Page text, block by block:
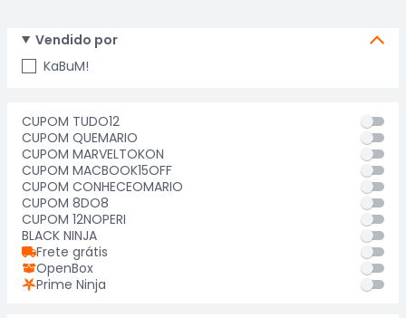
Vendido por
KaBuM!
CUPOM TUDO12
CUPOM QUEMARIO
CUPOM MARVELTOKON
CUPOM MACBOOK15OFF
CUPOM CONHECEOMARIO
CUPOM 8DO8
CUPOM 12NOPERI
BLACK NINJA
Frete grátis
OpenBox
Prime Ninja